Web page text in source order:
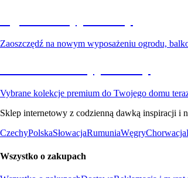
Zaoszczędź na nowym wyposażeniu ogrodu,
Vybrane kolekcje premium do Twojego domu
Sklep internetowy z codzienną dawką inspiracji i
CzechyPolskaSłowacjaRumuniaWęgryChorwacja
Wszystko o zakupach